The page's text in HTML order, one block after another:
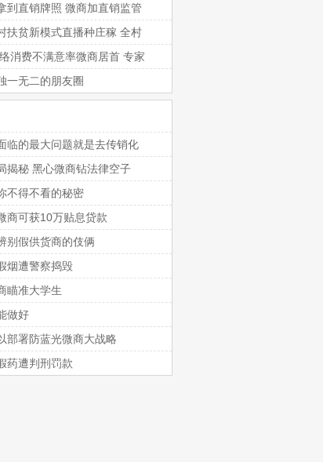
到直销牌照 微商加直销监管
扶贫新模式直播种庄稼 全村
消费不满意率微商居首 专家
一无二的朋友圈
临的最大问题就是去传销化
揭秘 黑心微商钻法律空子
不得不看的秘密
商可获10万贴息贷款
别假供货商的伎俩
烟遭警察捣毁
瞄准大学生
做好
部署防蓝光微商大战略
药遭判刑罚款